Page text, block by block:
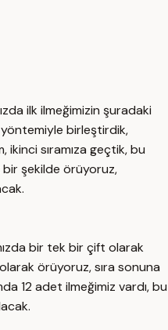
ilk ilmeğimizin şuradaki
birleştirdik,
ikinci sıramıza geçtik, bu
bir şekilde örüyoruz,
bir tek bir çift olarak
örüyoruz, sıra sonuna
12 adet ilmeğimiz vardı, bu